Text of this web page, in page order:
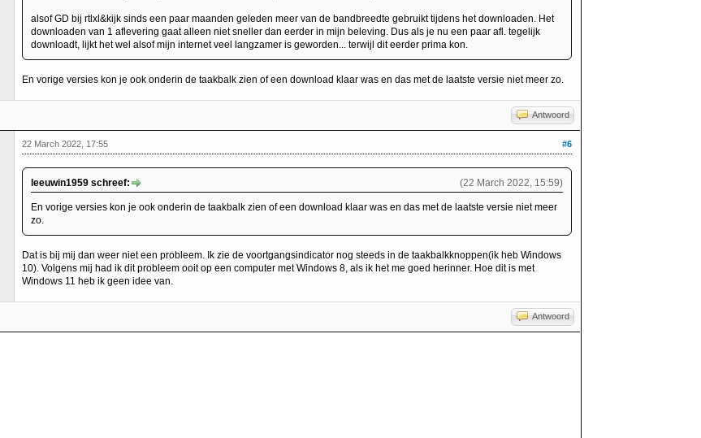
alsof GD bij rtlxl&kijk sinds een paar maanden geleden meer van de bandbreedte gebruikt tijdens het downloaden. Het
downloaden van 1 aflevering gaat alleen niet sneller dan eerder in mijn beleving. Dus als je nu een paar afl. tegelijk
downloadt, lijkt het wel alsof mijn internet veel langzamer is geworden... terwijl dit eerder prima kon.
En vorige versies kon je ook onderin de taakbalk zien of een download klaar was en das met de laatste versie niet meer zo.
Antwoord
#6
22 March 2022, 17:55
(22 March 2022, 15:59)
leeuwin1959 schreef:
En vorige versies kon je ook onderin de taakbalk zien of een download klaar was en das met de laatste versie niet meer
zo.
Dat is bij mij dan weer niet een probleem. Ik zie de voortgangsindicator nog steeds in de taakbalkknoppen(ik heb Windows
10). Volgens mij had ik dit probleem ooit op een computer met Windows 8, als ik het me goed herinner. Hoe dit is met
Windows 11 heb ik geen idee van.
Antwoord